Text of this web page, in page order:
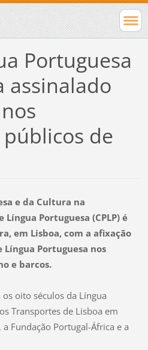
Portuguesa
assinalado
de
e da Cultura na
Portuguesa (CPLP) é
em Lisboa, com a afixação
Portuguesa nos
e barcos.
oito séculos da Língua
Transportes de Lisboa em
Fundação Portugal-África e a